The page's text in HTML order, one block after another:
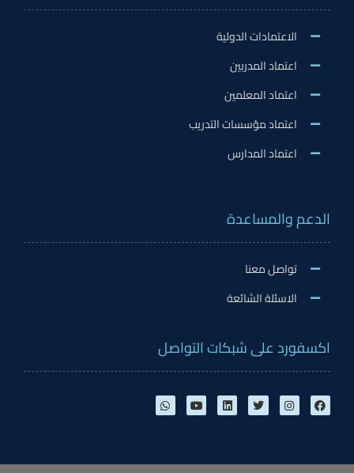
الاعتمادات الدولية
اعتماد المدربين
اعتماد المعلمين
اعتماد مؤسسات التدريب
اعتماد المدارس
الدعم والمساعدة
تواصل معنا
الاسئلة الشائعة
اكسفورد على شبكات التواصل